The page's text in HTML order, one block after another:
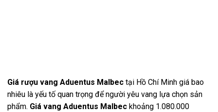
Giá rượu vang Aduentus Malbec tại Hồ Chí Minh giá bao
nhiêu là yếu tố quan trọng để người yêu vang lựa chọn sản
phẩm. Giá vang Aduentus Malbec khoảng 1.080.000